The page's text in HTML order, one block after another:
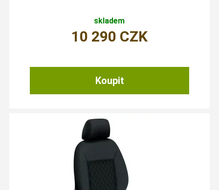
skladem
10 290 CZK